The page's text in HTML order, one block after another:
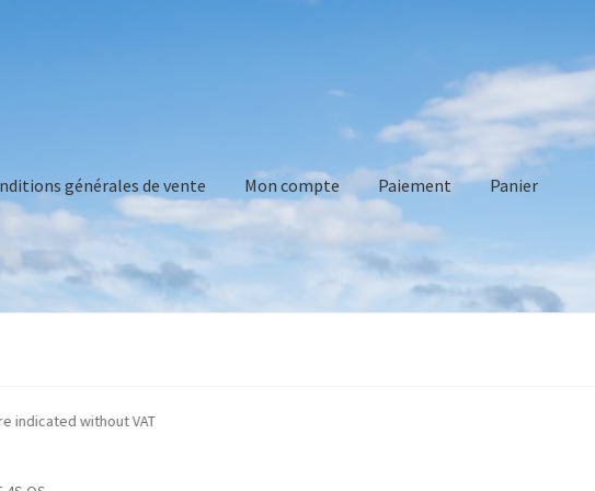
générales de vente Mon compte Paiement Panier
de vente
prices are indicated without VAT